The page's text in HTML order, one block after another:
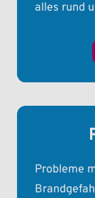
alles rund
Probleme